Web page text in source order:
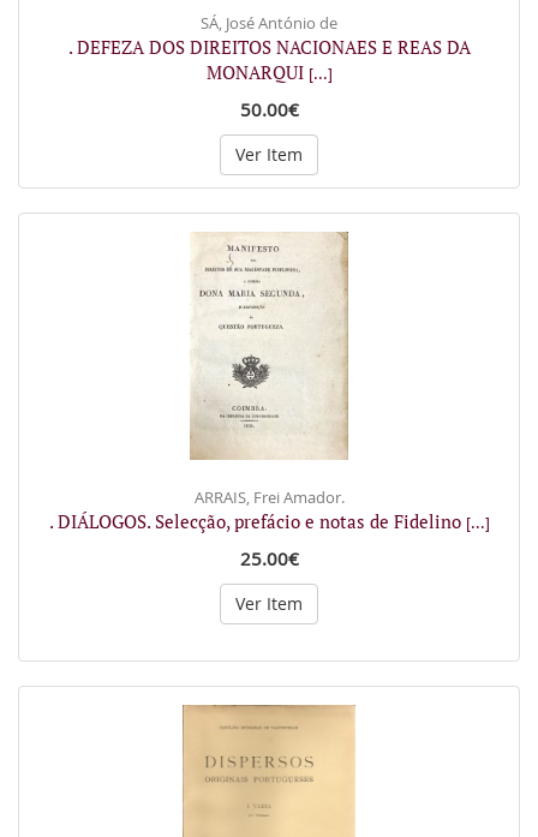
SÁ, José António de
. DEFEZA DOS DIREITOS NACIONAES E REAS DA
MONARQUI [...]
50.00€
Ver Item
ARRAIS, Frei Amador.
. DIÁLOGOS. Selecção, prefácio e notas de Fidelino [...]
25.00€
Ver Item